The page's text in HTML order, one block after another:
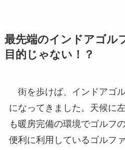
最先端のインドアゴル
目的じゃない！？
街を歩けば、インドアゴ
になってきました。天候に
も暖房完備の環境でゴルフ
便利に利用しているゴルフ